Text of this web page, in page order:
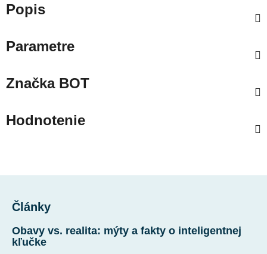
Popis
Parametre
ZnačkaBOT
Hodnotenie
Články
Obavy vs. realita: mýty a fakty o inteligentnej
kľučke